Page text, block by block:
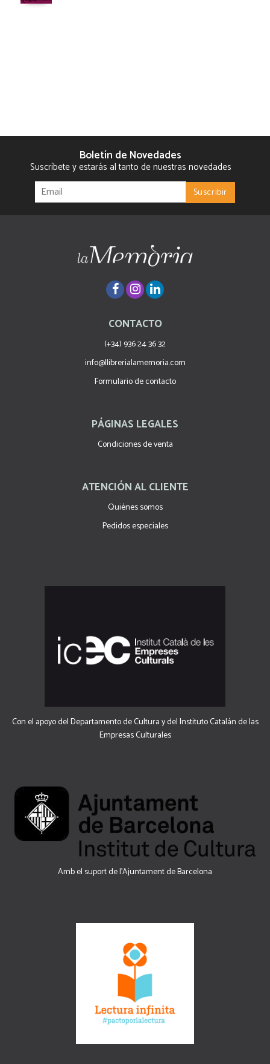
Boletín de Novedades
Suscríbete y estarás al tanto de nuestras novedades
CONTACTO
(+34) 936 24 36 32
info@llibrerialamemoria.com
Formulario de contacto
PÁGINAS LEGALES
Condiciones de venta
ATENCIÓN AL CLIENTE
Quiénes somos
Pedidos especiales
Con el apoyo del Departamento de Cultura y del Instituto Catalán de las
Empresas Culturales
Amb el suport de l’Ajuntament de Barcelona